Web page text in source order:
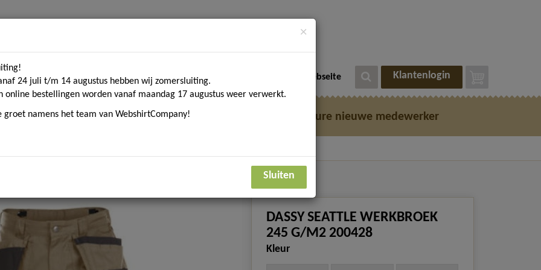
Home Contact Over ons Merken Deutsche Webseite Klantenlogin
textiel Sport gerelateerde textiel Vacature nieuwe medewerker
DASSY SEATTLE WERKBROEK
245 G/M2 200428
Kleur
×
24 juli t/m 14 augustus hebben wij zomersluiting.
online bestellingen worden vanaf maandag 17 augustus weer verwerkt.
groet namens het team van WebshirtCompany!
Sluiten